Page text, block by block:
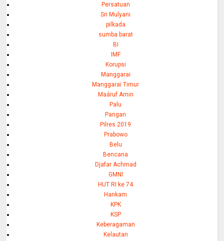
Persatuan
Sri Mulyani
pilkada
sumba barat
BI
IMF
Korupsi
Manggarai
Manggarai Timur
Maáruf Amin
Palu
Pangan
Pilres 2019
Prabowo
Belu
Bencana
Djafar Achmad
GMNI
HUT RI ke 74
Hankam
KPK
KSP
Keberagaman
Kelautan